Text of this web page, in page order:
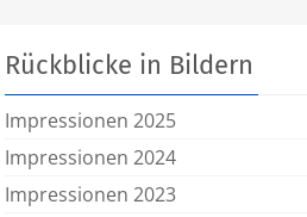
Rückblicke in Bildern
Impressionen 2025
Impressionen 2024
Impressionen 2023